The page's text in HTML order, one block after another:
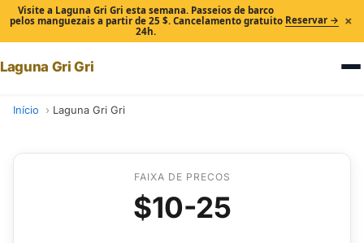
Visite a Laguna Gri Gri esta semana. Passeios de barco
pelos manguezais a partir de 25 $. Cancelamento gratuito
24h.
Reservar → ×
Laguna Gri Gri
Início Laguna Gri Gri
FAIXA DE PRECOS
$10-25